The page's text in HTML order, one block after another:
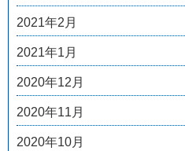
2021年2月
2021年1月
2020年12月
2020年11月
2020年10月